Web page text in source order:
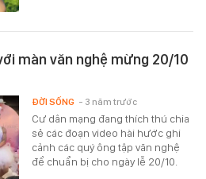
màn văn nghệ mừng 20/10
Cư dân mạng đang thích thú chia
sẻ các đoạn video hài hước ghi
cảnh các quý ông tập văn nghệ
để chuẩn bị cho ngày lễ 20/10.
ĐỜI SỐNG - 3 năm trước